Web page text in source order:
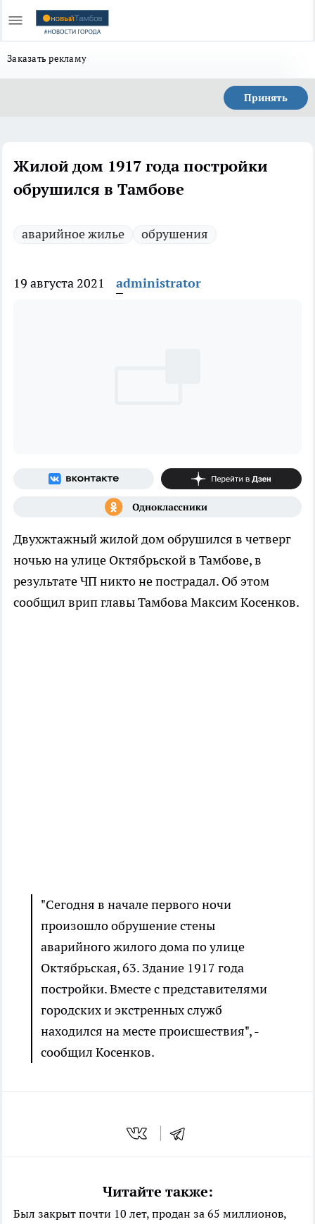
Заказать рекламу
Принять
Жилой дом 1917 года постройки
обрушился в Тамбове
аварийное жилье обрушения
19 августа 2021 administrator
Двухжтажный жилой дом обрушился в четверг
ночью на улице Октябрьской в Тамбове, в
результате ЧП никто не пострадал. Об этом
сообщил врип главы Тамбова Максим Косенков.
"Сегодня в начале первого ночи
произошло обрушение стены
аварийного жилого дома по улице
Октябрьская, 63. Здание 1917 года
постройки. Вместе с представителями
городских и экстренных служб
находился на месте происшествия", -
сообщил Косенков.
Читайте также:
Был закрыт почти 10 лет, продан за 65 миллионов,